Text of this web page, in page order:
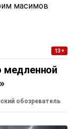
масимов
13+
обозреватель